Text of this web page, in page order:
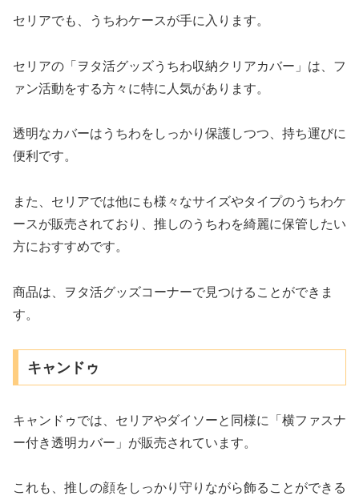
セリアでも、うちわケースが手に入ります。
セリアの「ヲタ活グッズうちわ収納クリアカバー」は、フ
ァン活動をする方々に特に人気があります。
透明なカバーはうちわをしっかり保護しつつ、持ち運びに
便利です。
また、セリアでは他にも様々なサイズやタイプのうちわケ
ースが販売されており、推しのうちわを綺麗に保管したい
方におすすめです。
商品は、ヲタ活グッズコーナーで見つけることができま
す。
キャンドゥ
キャンドゥでは、セリアやダイソーと同様に「横ファスナ
ー付き透明カバー」が販売されています。
これも、推しの顔をしっかり守りながら飾ることができる